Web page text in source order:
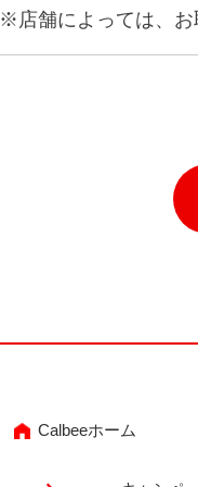
※店舗によっては、お
Calbeeホーム